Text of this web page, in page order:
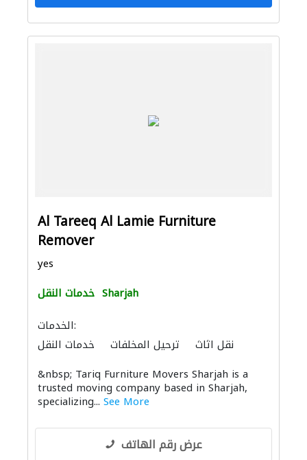
Al Tareeq Al Lamie Furniture
Remover
yes
خدمات النقل Sharjah
الخدمات:
خدمات النقل
ترحيل المخلفات نقل اثاث
&nbsp; Tariq Furniture Movers Sharjah is a
trusted moving company based in Sharjah,
specializing... See More
عرض رقم الهاتف